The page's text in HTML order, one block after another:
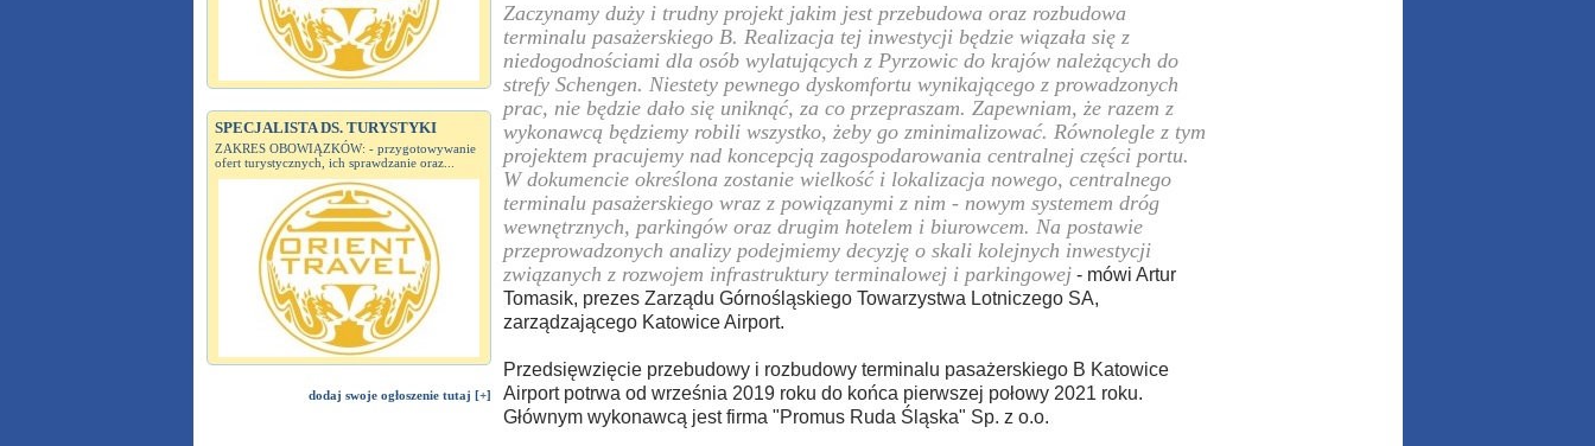
SPECJALISTA DS. TURYSTYKI
ZAKRES OBOWIĄZKÓW: - przygotowywanie
ofert turystycznych, ich sprawdzanie oraz...
dodaj swoje ogłoszenie tutaj [+]
Zaczynamy duży i trudny projekt jakim jest przebudowa oraz rozbudowa
terminalu pasażerskiego B. Realizacja tej inwestycji będzie wiązała się z
niedogodnościami dla osób wylatujących z Pyrzowic do krajów należących do
strefy Schengen. Niestety pewnego dyskomfortu wynikającego z prowadzonych
prac, nie będzie dało się uniknąć, za co przepraszam. Zapewniam, że razem z
wykonawcą będziemy robili wszystko, żeby go zminimalizować. Równolegle z tym
projektem pracujemy nad koncepcją zagospodarowania centralnej części portu.
W dokumencie określona zostanie wielkość i lokalizacja nowego, centralnego
terminalu pasażerskiego wraz z powiązanymi z nim - nowym systemem dróg
wewnętrznych, parkingów oraz drugim hotelem i biurowcem. Na postawie
przeprowadzonych analizy podejmiemy decyzję o skali kolejnych inwestycji
związanych z rozwojem infrastruktury terminalowej i parkingowej- mówi Artur
Tomasik, prezes Zarządu Górnośląskiego Towarzystwa Lotniczego SA,
zarządzającego Katowice Airport.
Przedsięwzięcie przebudowy i rozbudowy terminalu pasażerskiego B Katowice
Airport potrwa od września 2019 roku do końca pierwszej połowy 2021 roku.
Głównym wykonawcą jest firma "Promus Ruda Śląska" Sp. z o.o.